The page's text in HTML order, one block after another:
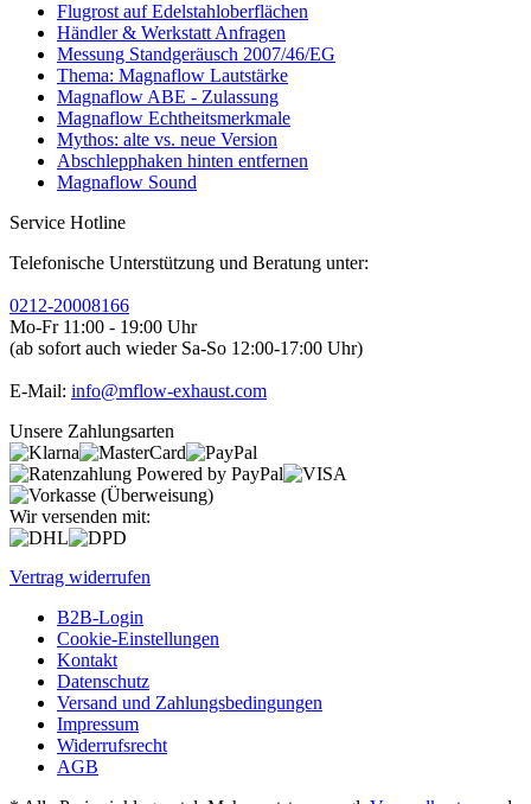
Flugrost auf Edelstahloberflächen
Händler & Werkstatt Anfragen
Messung Standgeräusch 2007/46/EG
Thema: Magnaflow Lautstärke
Magnaflow ABE - Zulassung
Magnaflow Echtheitsmerkmale
Mythos: alte vs. neue Version
Abschlepphaken hinten entfernen
Magnaflow Sound
Service Hotline
Telefonische Unterstützung und Beratung unter:
0212-20008166
Mo-Fr 11:00 - 19:00 Uhr
(ab sofort auch wieder Sa-So 12:00-17:00 Uhr)
E-Mail: info@mflow-exhaust.com
Unsere Zahlungsarten
Wir versenden mit:
Vertrag widerrufen
B2B-Login
Cookie-Einstellungen
Kontakt
Datenschutz
Versand und Zahlungsbedingungen
Impressum
Widerrufsrecht
AGB